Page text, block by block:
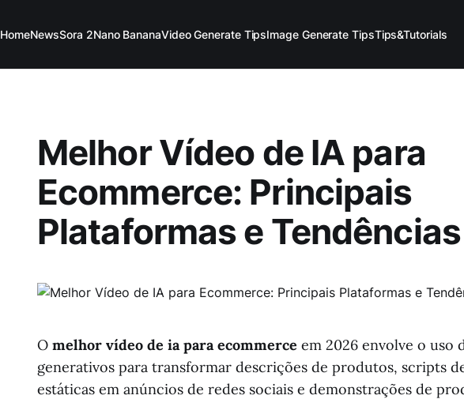
HomeNewsSora 2Nano BananaVideo Generate TipsImage Generate TipsTips&Tutorials
Melhor Vídeo de IA para
Ecommerce: Principais
Plataformas e
O melhor vídeo de ia para ecommerce em 2026 envolve o uso
generativos para transformar descrições de produtos, scripts
estáticas em anúncios de redes sociais e demonstrações de